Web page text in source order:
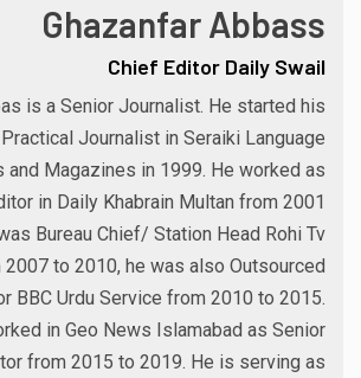
Ghazanfar Abbass
Chief Editor Daily Swail
is a Senior Journalist. He started his
Journalist in Seraiki Language
and Magazines in 1999. He worked as
in Daily Khabrain Multan from 2001
Bureau Chief/ Station Head Rohi Tv
2007 to 2010, he was also Outsourced
BBC Urdu Service from 2010 to 2015.
in Geo News Islamabad as Senior
from 2015 to 2019. He is serving as